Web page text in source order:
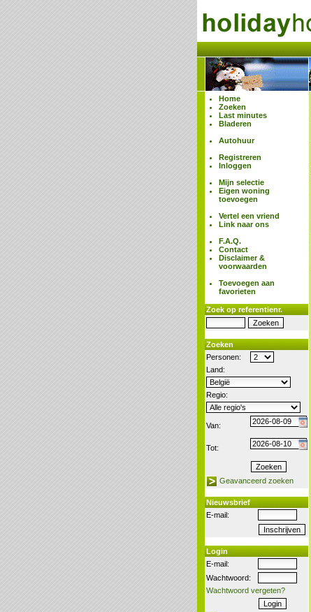
Home
Zoeken
Last minutes
Bladeren
Autohuur
Registreren
Inloggen
Mijn selectie
Eigen woning
toevoegen
Vertel een vriend
Link naar ons
F.A.Q.
Contact
Disclaimer &
voorwaarden
Toevoegen aan
favorieten
Zoek op referentienr.
Zoeken
Personen:
Land:
Regio:
Van:
Tot:
Geavanceerd zoeken
Nieuwsbrief
E-mail:
Login
E-mail:
Wachtwoord:
Wachtwoord vergeten?